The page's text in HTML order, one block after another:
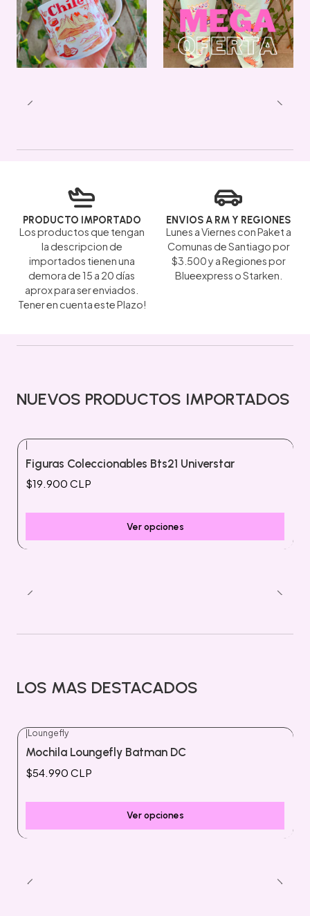
PRODUCTO IMPORTADO
Los productos que tengan
la descripcion de
importados tienen una
demora de 15 a 20 días
aprox para ser enviados.
Tener en cuenta este Plazo!
ENVIOS A RM Y REGIONES
Lunes a Viernes con Paket a
Comunas de Santiago por
$3.500 y a Regiones por
Blueexpress o Starken.
NUEVOS PRODUCTOS IMPORTADOS
Figuras Coleccionables Bts21 Universtar
$19.900 CLP
Ver opciones
LOS MAS DESTACADOS
Loungefly
Mochila Loungefly Batman DC
$54.990 CLP
Ver opciones